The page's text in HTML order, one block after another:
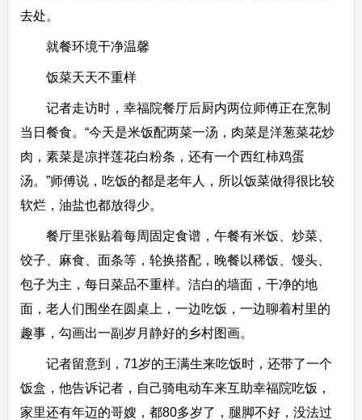
去处。
就餐环境干净温馨
饭菜天天不重样
记者走访时，幸福院餐厅后厨内两位师傅正在烹制
当日餐食。“今天是米饭配两菜一汤，肉菜是洋葱菜花炒
肉，素菜是凉拌莲花白粉条，还有一个西红柿鸡蛋
汤。”师傅说，吃饭的都是老年人，所以饭菜做得很比较
软烂，油盐也都放得少。
餐厅里张贴着每周固定食谱，午餐有米饭、炒菜、
饺子、麻食、面条等，轮换搭配，晚餐以稀饭、馒头、
包子为主，每日菜品不重样。洁白的墙面，干净的地
面，老人们围坐在圆桌上，一边吃饭，一边聊着村里的
趣事，勾画出一副岁月静好的乡村图画。
记者留意到，71岁的王满生来吃饭时，还带了一个
饭盒，他告诉记者，自己骑电动车来互助幸福院吃饭，
家里还有年迈的哥嫂，都80多岁了，腿脚不好，没法过